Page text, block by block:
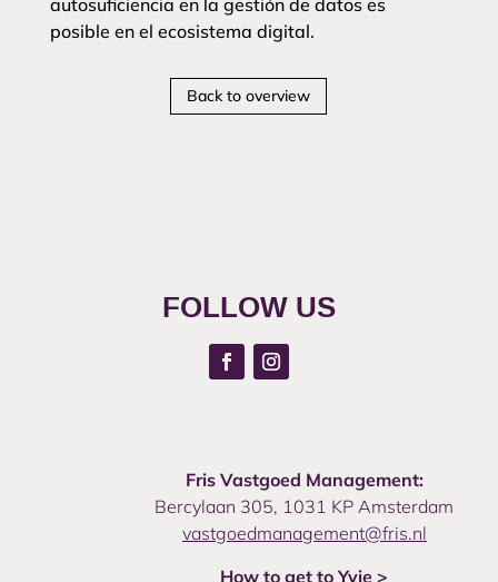
autosuficiencia en la gestión de datos es
posible en el ecosistema digital.
Back to overview
FOLLOW US
Fris Vastgoed Management:
Bercylaan 305, 1031 KP Amsterdam
vastgoedmanagement@fris.nl
How to get to Yvie >